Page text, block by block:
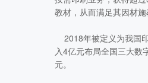
教材，从而满足其因材
2018年被定义为我国
入4亿元布局全国三大
元。